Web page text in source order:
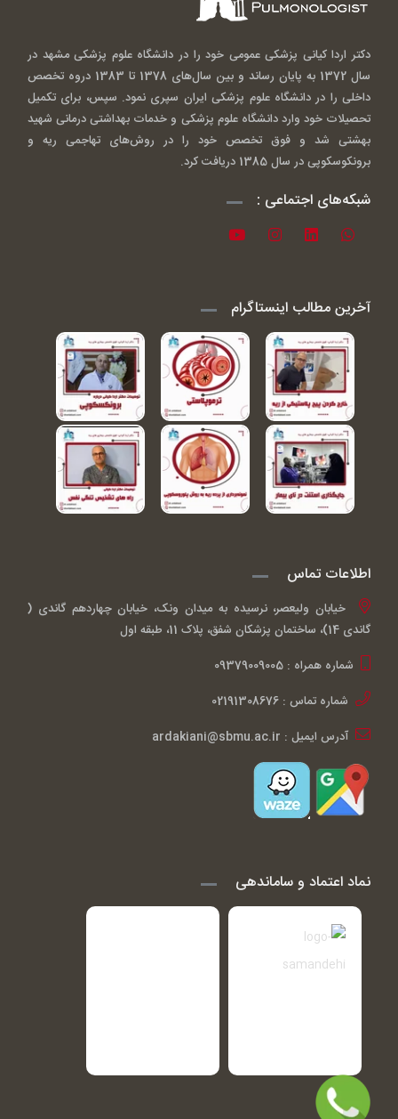
دکتر اردا کیانی پزشکی عمومی خود را در دانشگاه علوم پزشکی مشهد در
سال 1372 به پایان رساند و بین سال‌های 1378 تا 1383 دروه تخصص
داخلی را در دانشگاه علوم پزشکی ایران سپری نمود. سپس، برای تکمیل
تحصیلات خود وارد دانشگاه علوم پزشکی و خدمات بهداشتی درمانی شهید
بهشتی شد و فوق تخصص خود را در روش‌های تهاجمی ریه و
برونکوسکوپی در سال 1385 دریافت کرد.
شبکه‌های اجتماعی :
آخرین مطالب اینستاگرام
اطلاعات تماس
خیابان ولیعصر، نرسیده به میدان ونک، خیابان چهاردهم گاندی (
گاندی 14)، ساختمان پزشکان شفق، پلاک 11، طبقه اول
شماره همراه : 09379009005
شماره تماس : 02191308676
آدرس ایمیل : ardakiani@sbmu.ac.ir
نماد اعتماد و ساماندهی